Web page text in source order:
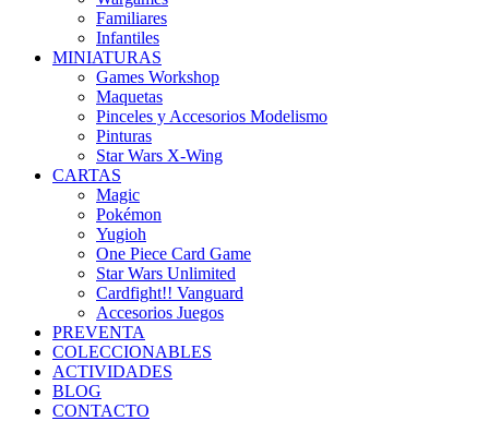
Familiares
Infantiles
MINIATURAS
Games Workshop
Maquetas
Pinceles y Accesorios Modelismo
Pinturas
Star Wars X-Wing
CARTAS
Magic
Pokémon
Yugioh
One Piece Card Game
Star Wars Unlimited
Cardfight!! Vanguard
Accesorios Juegos
PREVENTA
COLECCIONABLES
ACTIVIDADES
BLOG
CONTACTO